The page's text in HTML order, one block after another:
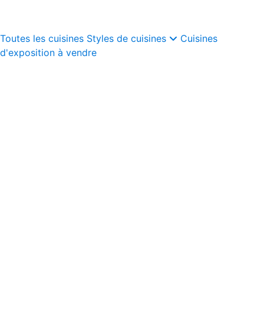
Toutes les cuisines Styles de cuisines
Cuisines
d'exposition à vendre